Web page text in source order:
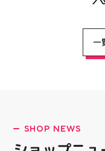
一
SHOP NEWS